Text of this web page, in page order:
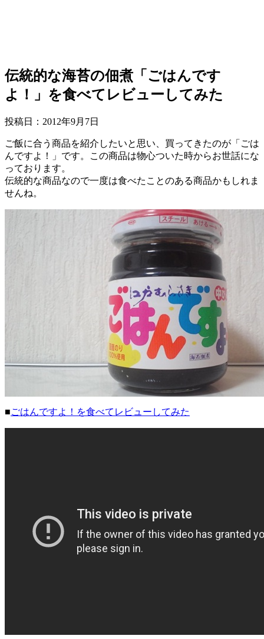
伝統的な海苔の佃煮「ごはんです
よ！」を食べてレビューしてみた
投稿日： 2012年9月7日
ご飯に合う商品を紹介したいと思い、買ってきたのが「ごは
んですよ！」です。この商品は物心ついた時からお世話にな
っております。
伝統的な商品なので一度は食べたことのある商品かもしれま
せんね。
■ごはんですよ！を食べてレビューしてみた